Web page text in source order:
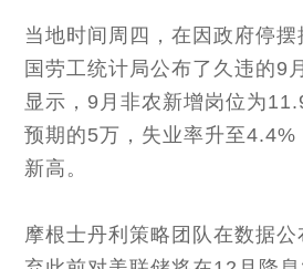
当地时间周四，在因政府停
国劳工统计局公布了久违的9
显示，9月非农新增岗位为
预期的5万，失业率升至
新高。
摩根士丹利策略团队在数据